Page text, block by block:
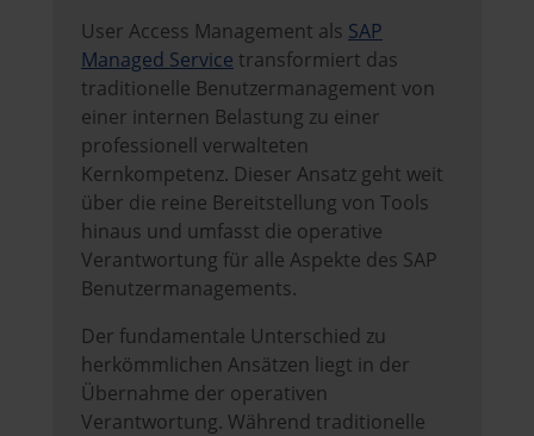
User Access Management als SAP
Managed Service transformiert das
traditionelle Benutzermanagement von
einer internen Belastung zu einer
professionell verwalteten
Kernkompetenz. Dieser Ansatz geht weit
über die reine Bereitstellung von Tools
hinaus und umfasst die operative
Verantwortung für alle Aspekte des SAP
Benutzermanagements.
Der fundamentale Unterschied zu
herkömmlichen Ansätzen liegt in der
Übernahme der operativen
Verantwortung. Während traditionelle